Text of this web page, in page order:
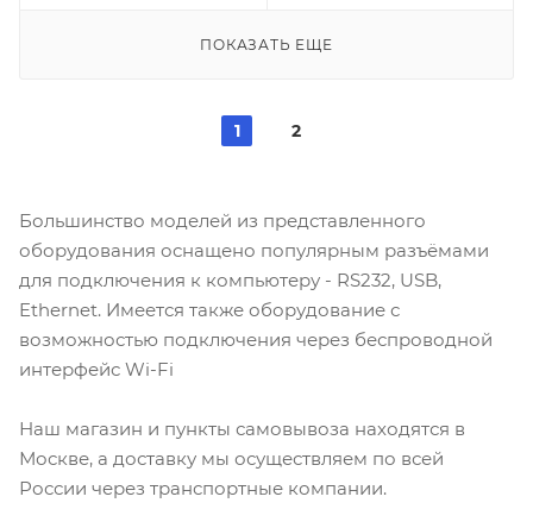
ПОКАЗАТЬ ЕЩЕ
1 2
Большинство моделей из представленного
оборудования оснащено популярным разъёмами
для подключения к компьютеру - RS232, USB,
Ethernet. Имеется также оборудование с
возможностью подключения через беспроводной
интерфейс Wi-Fi
Наш магазин и пункты самовывоза находятся в
Москве, а доставку мы осуществляем по всей
России через транспортные компании.